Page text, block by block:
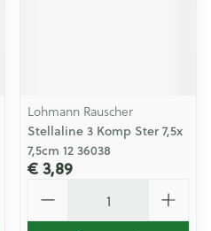
Lohmann Rauscher
Stellaline 3 Komp Ster 7,5x
7,5cm 12 36038
€ 3,89